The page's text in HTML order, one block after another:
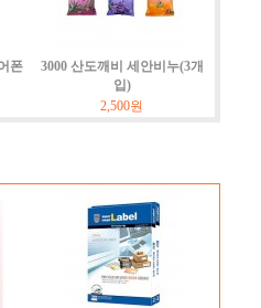
폰
3000 산도깨비 세안비누(3개
입)
2,500원